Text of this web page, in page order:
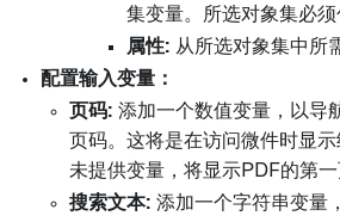
集变量。所选对象集必须
属性: 从所选对象集中所
配置输入变量：
页码: 添加一个数值变量，以导
页码。这将是在访问微件时显
未提供变量，将显示PDF的第一
搜索文本: 添加一个字符串变量